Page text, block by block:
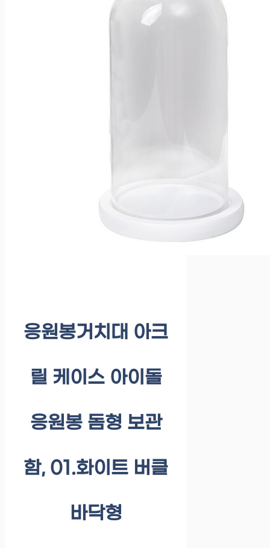
응원봉거치대 아크
릴 케이스 아이돌
응원봉 돔형 보관
함, 01.화이트 버클
바닥형